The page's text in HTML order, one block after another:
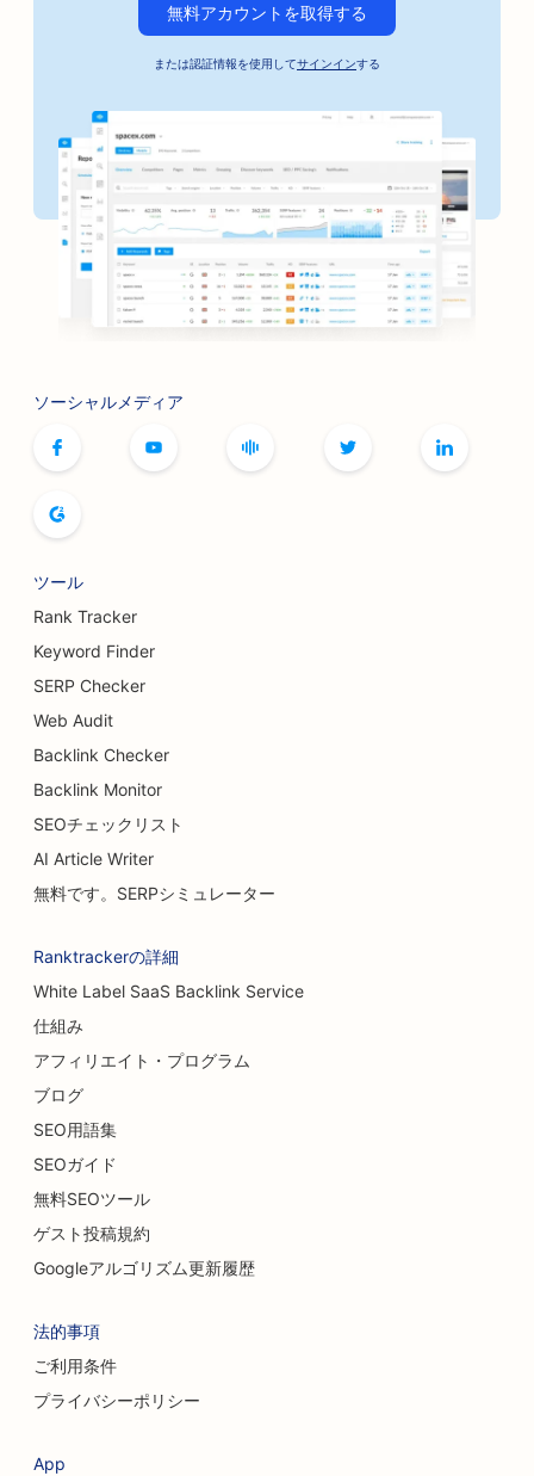
無料アカウントを取得する
または認証情報を使用してサインインする
ソーシャルメディア
ツール
Rank Tracker
Keyword Finder
SERP Checker
Web Audit
Backlink Checker
Backlink Monitor
SEOチェックリスト
AI Article Writer
無料です。SERPシミュレーター
Ranktrackerの詳細
White Label SaaS Backlink Service
仕組み
アフィリエイト・プログラム
ブログ
SEO用語集
SEOガイド
無料SEOツール
ゲスト投稿規約
Googleアルゴリズム更新履歴
法的事項
ご利用条件
プライバシーポリシー
App